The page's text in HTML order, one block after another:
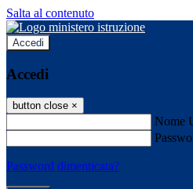
Salta al contenuto
Accedi
Accedi
button close ×
Nome
Password dimenticata?